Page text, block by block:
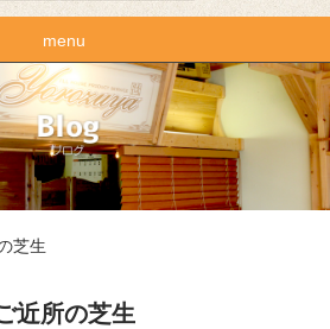
menu
芝生
近所の芝生